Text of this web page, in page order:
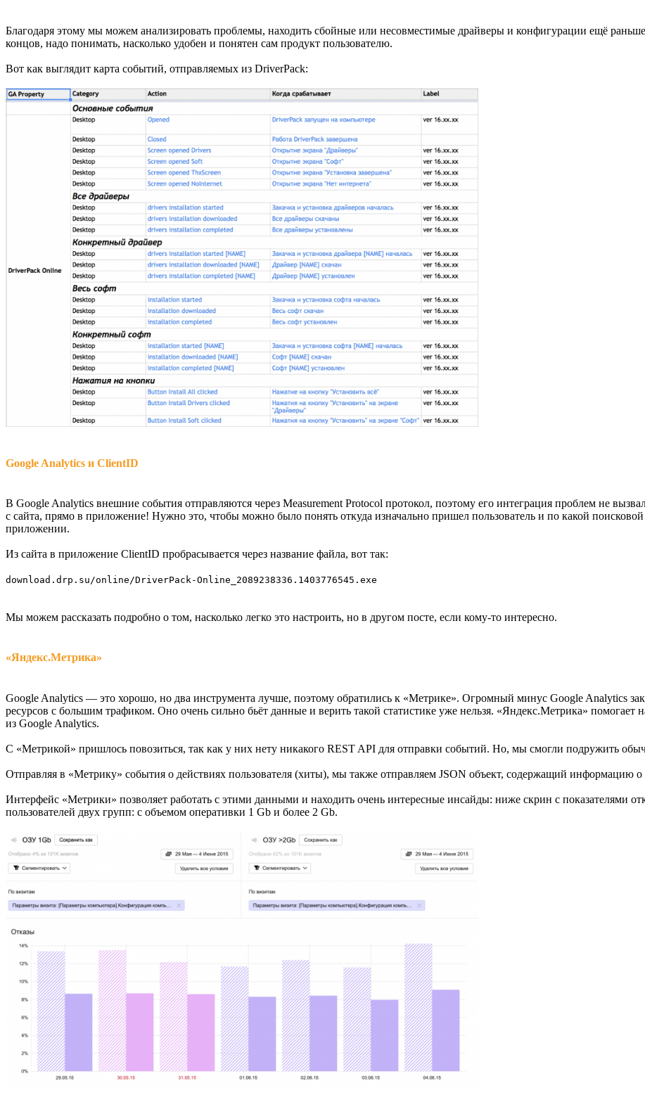
Благодаря этому мы можем анализировать проблемы, находить сбойные или несовместимые драйверы и конфигурации ещё
концов, надо понимать, насколько удобен и понятен сам продукт пользователю.
Вот как выглядит карта событий, отправляемых из DriverPack:
Google Analytics и ClientID
В Google Analytics внешние события отправляются через Measurement Protocol протокол, поэтому его интеграция проблем не
с сайта, прямо в приложение! Нужно это, чтобы можно было понять откуда изначально пришел пользователь и по какой поисковой
приложении.
Из сайта в приложение ClientID пробрасывается через название файла, вот так:
download.drp.su/online/DriverPack-Online_2089238336.1403776545.exe
Мы можем рассказать подробно о том, насколько легко это настроить, но в другом посте, если кому-то интересно.
«Яндекс.Метрика»
Google Analytics — это хорошо, но два инструмента лучше, поэтому обратились к «Метрике». Огромный минус Google Analytics
ресурсов с большим трафиком. Оно очень сильно бьёт данные и верить такой статистике уже нельзя. «Яндекс.Метрика»
из Google Analytics.
С «Метрикой» пришлось повозиться, так как у них нету никакого REST API для отправки событий. Но, мы смогли подружить
Отправляя в «Метрику» события о действиях пользователя (хиты), мы также отправляем JSON объект, содержащий информацию
Интерфейс «Метрики» позволяет работать с этими данными и находить очень интересные инсайды: ниже скрин с показателями
пользователей двух групп: с объемом оперативки 1 Gb и более 2 Gb.